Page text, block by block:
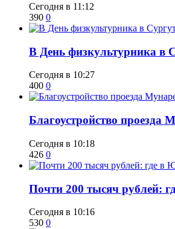
Сегодня в 11:12
390 0
​В День физкультурника в
Сегодня в 10:27
400 0
Благоустройство проезда
Сегодня в 10:18
426 0
​Почти 200 тысяч рублей:
Сегодня в 10:16
530 0